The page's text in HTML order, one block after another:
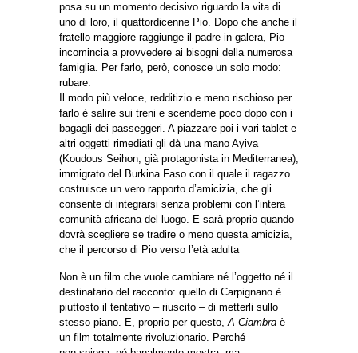
posa su un momento decisivo riguardo la vita di
uno di loro, il quattordicenne Pio. Dopo che anche il
fratello maggiore raggiunge il padre in galera, Pio
incomincia a provvedere ai bisogni della numerosa
famiglia. Per farlo, però, conosce un solo modo:
rubare.
Il modo più veloce, redditizio e meno rischioso per
farlo è salire sui treni e scenderne poco dopo con i
bagagli dei passeggeri. A piazzare poi i vari tablet e
altri oggetti rimediati gli dà una mano Ayiva
(Koudous Seihon, già protagonista in Mediterranea),
immigrato del Burkina Faso con il quale il ragazzo
costruisce un vero rapporto d’amicizia, che gli
consente di integrarsi senza problemi con l’intera
comunità africana del luogo. E sarà proprio quando
dovrà scegliere se tradire o meno questa amicizia,
che il percorso di Pio verso l’età adulta
Non è un film che vuole cambiare né l’oggetto né il
destinatario del racconto: quello di Carpignano è
piuttosto il tentativo – riuscito – di metterli sullo
stesso piano. E, proprio per questo,A Ciambra è
un film totalmente rivoluzionario. Perché